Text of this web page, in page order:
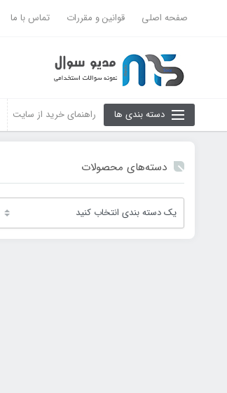
صفحه اصلی قوانین و مقررات تماس با ما
دسته بندی ها راهنمای خرید از سایت
دسته‌های محصولات